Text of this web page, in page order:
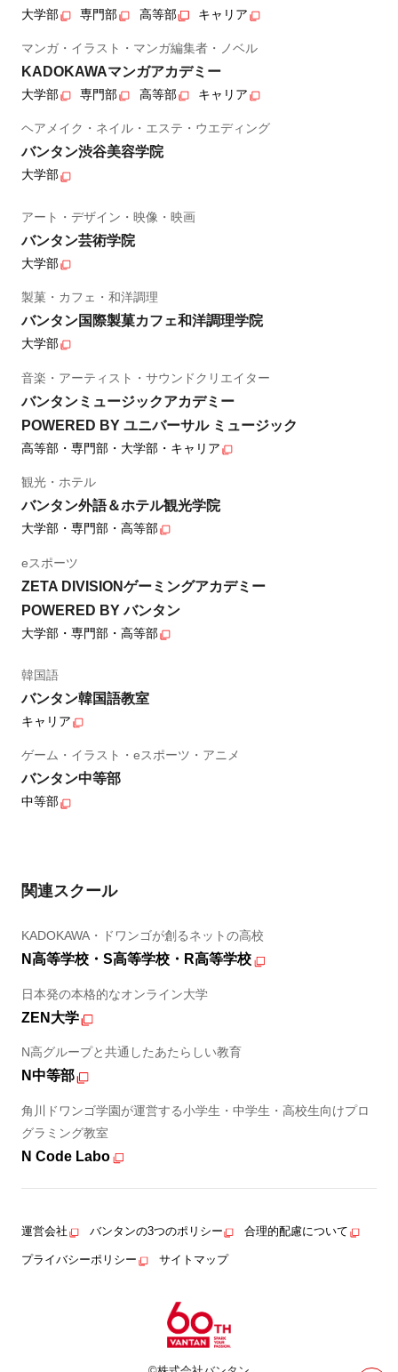
大学部 専門部 高等部 キャリア
マンガ・イラスト・マンガ編集者・ノベル
KADOKAWAマンガアカデミー
大学部 専門部 高等部 キャリア
ヘアメイク・ネイル・エステ・ウエディング
バンタン渋谷美容学院
大学部
アート・デザイン・映像・映画
バンタン芸術学院
大学部
製菓・カフェ・和洋調理
バンタン国際製菓カフェ和洋調理学院
大学部
音楽・アーティスト・サウンドクリエイター
バンタンミュージックアカデミー
POWERED BY ユニバーサル ミュージック
高等部・専門部・大学部・キャリア
観光・ホテル
バンタン外語＆ホテル観光学院
大学部・専門部・高等部
eスポーツ
ZETA DIVISIONゲーミングアカデミー
POWERED BY バンタン
大学部・専門部・高等部
韓国語
バンタン韓国語教室
キャリア
ゲーム・イラスト・eスポーツ・アニメ
バンタン中等部
中等部
関連スクール
KADOKAWA・ドワンゴが創るネットの高校
N高等学校・S高等学校・R高等学校
日本発の本格的なオンライン大学
ZEN大学
N高グループと共通したあたらしい教育
N中等部
角川ドワンゴ学園が運営する小学生・中学生・高校生向けプロ
グラミング教室
N Code Labo
運営会社 バンタンの3つのポリシー 合理的配慮について
プライバシーポリシー サイトマップ